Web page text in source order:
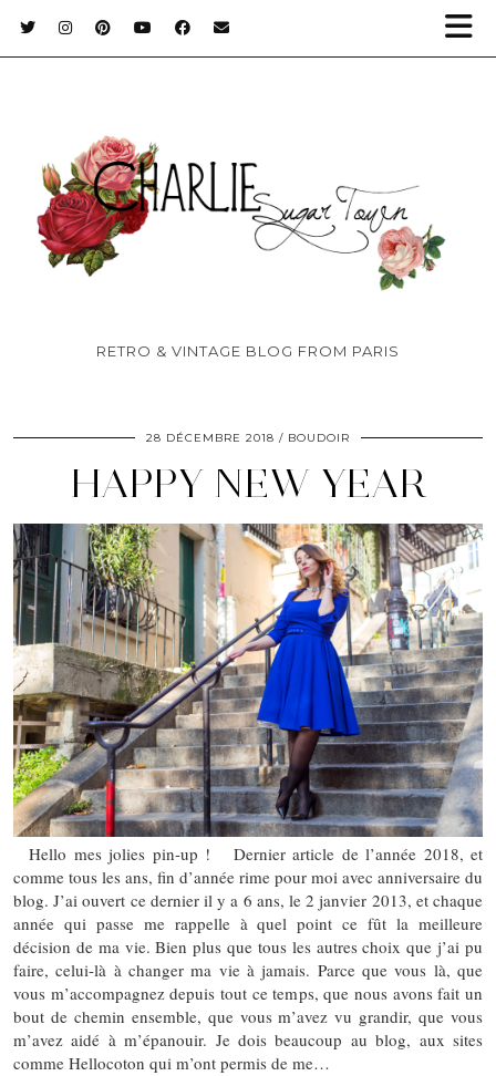
RETRO & VINTAGE BLOG FROM PARIS
28 DÉCEMBRE 2018 BOUDOIR
HAPPY NEW YEAR
Hello mes jolies pin-up ! Dernier article de l’année 2018, et
comme tous les ans, fin d’année rime pour moi avec anniversaire du
blog. J’ai ouvert ce dernier il y a 6 ans, le 2 janvier 2013, et chaque
année qui passe me rappelle à quel point ce fût la meilleure
décision de ma vie. Bien plus que tous les autres choix que j’ai pu
faire, celui-là à changer ma vie à jamais. Parce que vous là, que
vous m’accompagnez depuis tout ce temps, que nous avons fait un
bout de chemin ensemble, que vous m’avez vu grandir, que vous
m’avez aidé à m’épanouir. Je dois beaucoup au blog, aux sites
comme Hellocoton qui m’ont permis de me…